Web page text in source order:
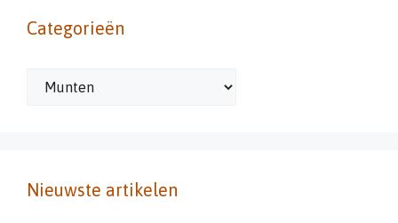
Categorieën
Categorieën
Nieuwste artikelen